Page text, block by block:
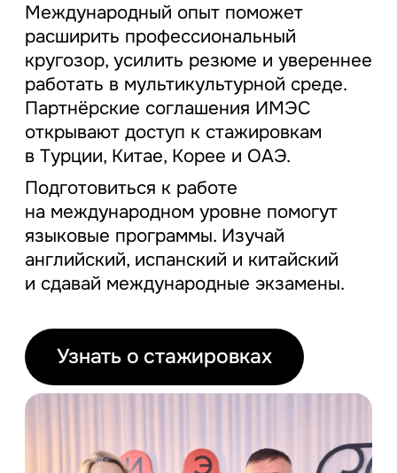
Международный опыт поможет
расширить профессиональный
кругозор, усилить резюме и увереннее
работать в мультикультурной среде.
Партнёрские соглашения ИМЭС
открывают доступ к стажировкам
в Турции, Китае, Корее и ОАЭ.
Подготовиться к работе
на международном уровне помогут
языковые программы. Изучай
английский, испанский и китайский
и сдавай международные экзамены.
Узнать о стажировках